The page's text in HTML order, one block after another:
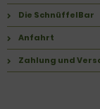
Die SchnüffelBar
Anfahrt
Zahlung und